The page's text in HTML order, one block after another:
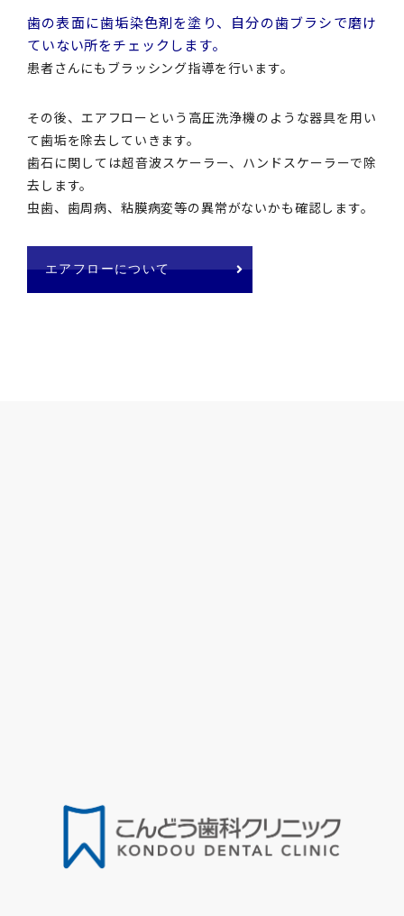
歯の表面に歯垢染色剤を塗り、自分の歯ブラシで磨け
ていない所をチェックします。
患者さんにもブラッシング指導を行います。
その後、エアフローという高圧洗浄機のような器具を用い
て歯垢を除去していきます。
歯石に関しては超音波スケーラー、ハンドスケーラーで除
去します。
虫歯、歯周病、粘膜病変等の異常がないかも確認します。
エアフローについて